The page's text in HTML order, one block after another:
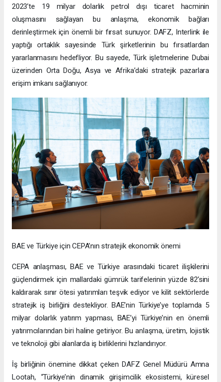
2023’te 19 milyar dolarlık petrol dışı ticaret hacminin
oluşmasını sağlayan bu anlaşma, ekonomik bağları
derinleştirmek için önemli bir fırsat sunuyor. DAFZ, Interlink ile
yaptığı ortaklık sayesinde Türk şirketlerinin bu fırsatlardan
yararlanmasını hedefliyor. Bu sayede, Türk işletmelerine Dubai
üzerinden Orta Doğu, Asya ve Afrika’daki stratejik pazarlara
erişim imkanı sağlanıyor.
BAE ve Türkiye için CEPA’nın stratejik ekonomik önemi
CEPA anlaşması, BAE ve Türkiye arasındaki ticaret ilişkilerini
güçlendirmek için mallardaki gümrük tarifelerinin yüzde 82’sini
kaldırarak sınır ötesi yatırımları teşvik ediyor ve kilit sektörlerde
stratejik iş birliğini destekliyor. BAE’nin Türkiye’ye toplamda 5
milyar dolarlık yatırım yapması, BAE’yi Türkiye’nin en önemli
yatırımcılarından biri haline getiriyor. Bu anlaşma, üretim, lojistik
ve teknoloji gibi alanlarda iş birliklerini hızlandırıyor.
İş birliğinin önemine dikkat çeken DAFZ Genel Müdürü Amna
Lootah, “Türkiye’nin dinamik girişimcilik ekosistemi, küresel